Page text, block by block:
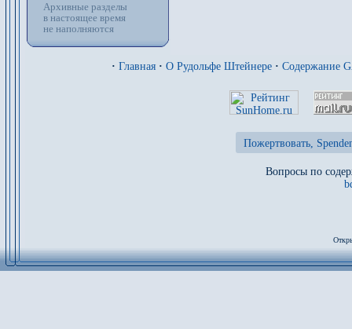
Архивные разделы
в настоящее время
не наполняются
· Главная · О Рудольфе Штейнере · Содержание
Пожертвовать,
Вопросы по